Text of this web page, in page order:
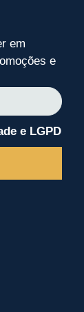
em
e
e LGPD